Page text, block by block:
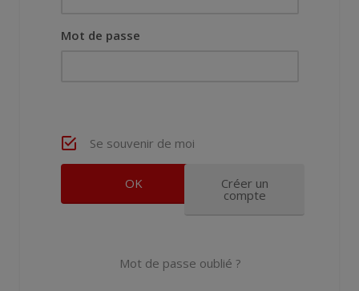
Mot de passe
Se souvenir de moi
Créer un
compte
Mot de passe oublié ?